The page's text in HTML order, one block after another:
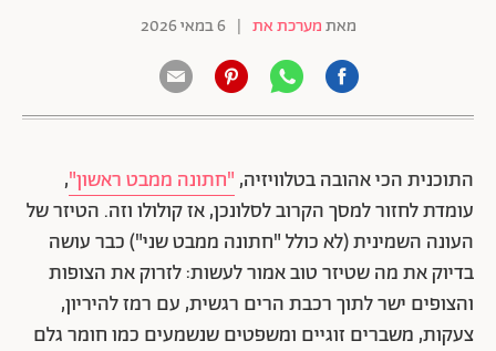
מאתמערכת את | 6 במאי 2026
התוכנית הכי אהובה בטלוויזיה,"חתונה ממבט ראשון",
עומדת לחזור למסך הקרוב לסלונכן, אז קולולו וזה. הטיזר של
העונה השמינית (לא כולל "חתונה ממבט שני") כבר עושה
בדיוק את מה שטיזר טוב אמור לעשות: לזרוק את הצופות
והצופים ישר לתוך רכבת הרים רגשית, עם רמז להיריון,
צעקות, משברים זוגיים ומשפטים שנשמעים כמו חומר גלם